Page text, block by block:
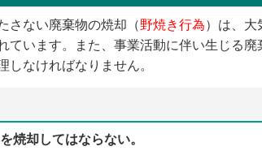
さない廃棄物の焼却（野焼き行為）は、大
います。また、事業活動に伴い生じる
なければなりません。
焼却してはならない。